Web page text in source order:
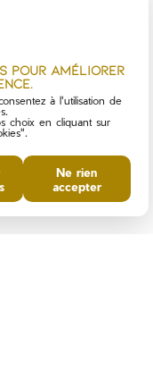
pour améliorer
à l'utilisation de
choix en cliquant sur
Ne rien
accepter